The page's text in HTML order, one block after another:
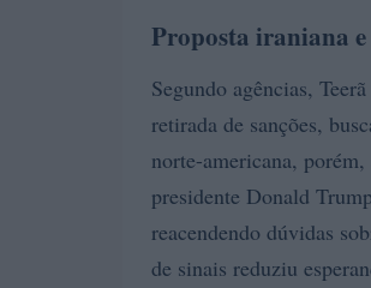
Proposta iraniana
Segundo agências,
retirada de sanções,
norte-americana,
presidente Donald
reacendendo dúvidas
de sinais reduziu